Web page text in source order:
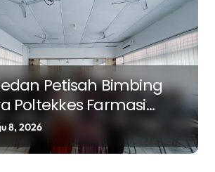
Petisah Bimbing
Poltekkes Farmasi
Hidup dan
Islam
8, 2026